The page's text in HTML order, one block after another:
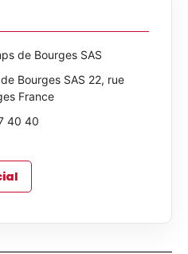
de Bourges SAS
Bourges SAS 22, rue
France
40 40